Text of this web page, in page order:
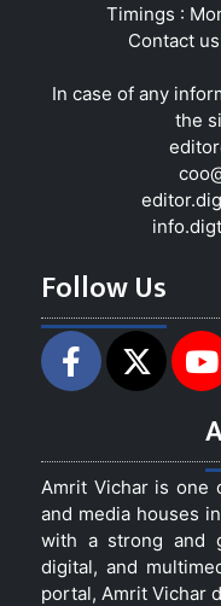
Timings :
Contact
In case of any
the
Follow Us
Amrit Vichar is one
and media houses
with a strong and
digital, and
portal, Amrit Vichar